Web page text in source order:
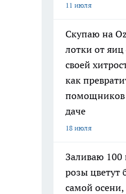
11 июля
Скупаю на
лотки от
своей
как
помощников
даче
18 июля
Заливаю 100
розы цветут
самой